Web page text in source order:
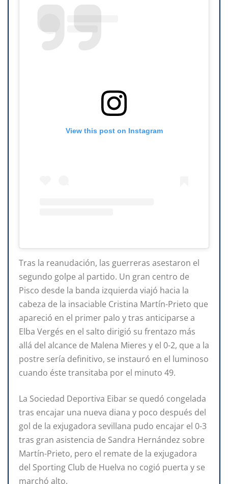
View this post on Instagram
Tras la reanudación, las guerreras asestaron el
segundo golpe al partido. Un gran centro de
Pisco desde la banda izquierda viajó hacia la
cabeza de la insaciable Cristina Martín-Prieto que
apareció en el primer palo y tras anticiparse a
Elba Vergés en el salto dirigió su frentazo más
allá del alcance de Malena Mieres y el 0-2, que a la
postre sería definitivo, se instauró en el luminoso
cuando éste transitaba por el minuto 49.
La Sociedad Deportiva Eibar se quedó congelada
tras encajar una nueva diana y poco después del
gol de la exjugadora sevillana pudo encajar el 0-3
tras gran asistencia de Sandra Hernández sobre
Martín-Prieto, pero el remate de la exjugadora
del Sporting Club de Huelva no cogió puerta y se
marchó alto.